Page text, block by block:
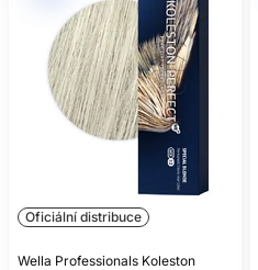
Oficiální distribuce
Wella Professionals Koleston